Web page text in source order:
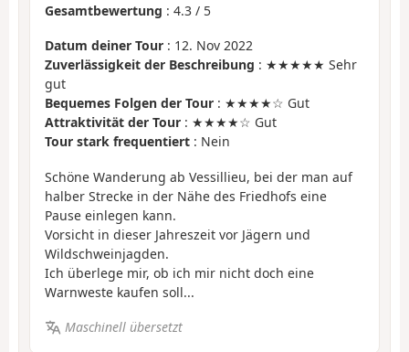
Gesamtbewertung : 4.3 / 5
Datum deiner Tour : 12. Nov 2022
Zuverlässigkeit der Beschreibung : ★★★★★ Sehr
gut
Bequemes Folgen der Tour : ★★★★☆ Gut
Attraktivität der Tour : ★★★★☆ Gut
Tour stark frequentiert : Nein
Schöne Wanderung ab Vessillieu, bei der man auf
halber Strecke in der Nähe des Friedhofs eine
Pause einlegen kann.
Vorsicht in dieser Jahreszeit vor Jägern und
Wildschweinjagden.
Ich überlege mir, ob ich mir nicht doch eine
Warnweste kaufen soll...
Maschinell übersetzt